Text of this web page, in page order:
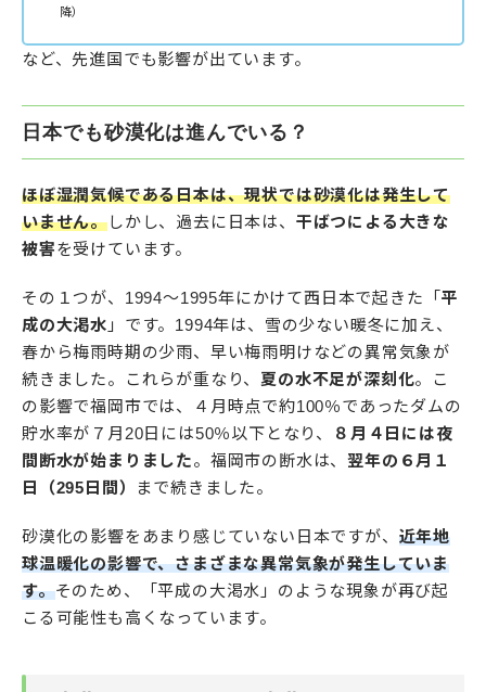
降）
など、先進国でも影響が出ています。
日本でも砂漠化は進んでいる？
ほぼ湿潤気候である日本は、現状では砂漠化は発生して
いません。しかし、過去に日本は、 干ばつによる大きな
被害を受けています。
その１つが、1994～1995年にかけて西日本で起きた「 平
成の大渇水 」です。1994年は、雪の少ない暖冬に加え、
春から梅雨時期の少雨、早い梅雨明けなどの異常気象が
続きました。これらが重なり、 夏の水不足が深刻化。こ
の影響で福岡市では、４月時点で約100％であったダムの
貯水率が７月20日には50％以下となり、
８月４日には夜
間断水が始まりました。福岡市の断水は、翌年の６月１
日（295日間）
まで続きました。
砂漠化の影響をあまり感じていない日本ですが、 近年地
球温暖化の影響で、さまざまな異常気象が発生していま
す。そのため、「平成の大渇水」のような現象が再び起
こる可能性も高くなっています。